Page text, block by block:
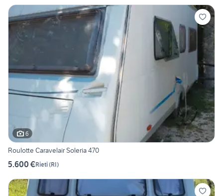
6
Roulotte Caravelair Soleria 470
5.600 €Rieti(RI)